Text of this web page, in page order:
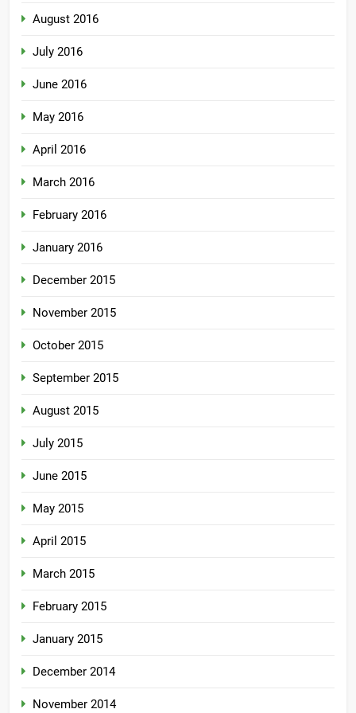
August 2016
July 2016
June 2016
May 2016
April 2016
March 2016
February 2016
January 2016
December 2015
November 2015
October 2015
September 2015
August 2015
July 2015
June 2015
May 2015
April 2015
March 2015
February 2015
January 2015
December 2014
November 2014